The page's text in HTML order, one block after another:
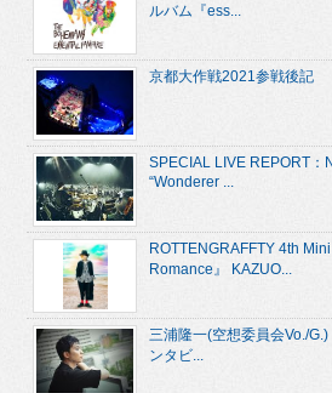
ルバム『ess...
京都大作戦2021参戦後記
SPECIAL LIVE REPORT
“Wonderer ...
ROTTENGRAFFTY 4th
Romance』 KAZUO...
三浦隆一(空想委員会Vo./
ンタビ...